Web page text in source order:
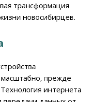
трансформация
новосибирцев.
прежде
интернета